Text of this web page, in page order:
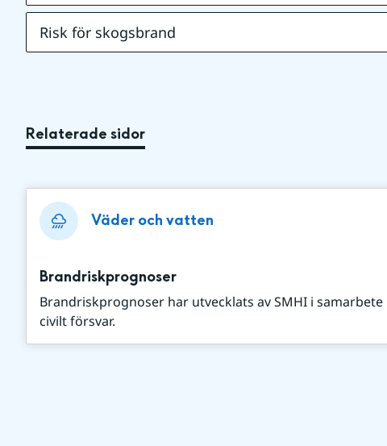
Risk för skogsbrand
Relaterade sidor
Väder och vatten
Brandriskprognoser
Brandriskprognoser har utvecklats av SMHI i
civilt försvar.